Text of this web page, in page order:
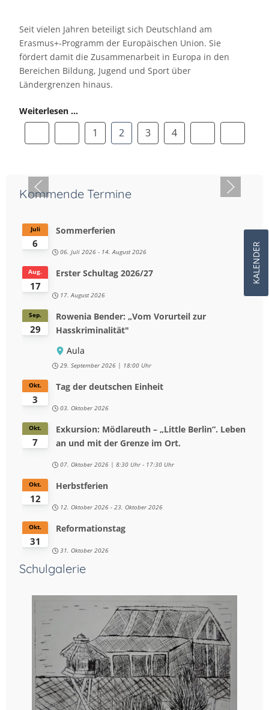
KALENDER
Seit vielen Jahren beteiligt sich Deutschland am
Erasmus+-Programm der Europäischen Union. Sie
fördert damit die Zusammenarbeit in Europa in den
Bereichen Bildung, Jugend und Sport über
Ländergrenzen hinaus.
Weiterlesen …
1 2 3 4
Kommende Termine
6
Juli Sommerferien
06. Juli 2026 - 14. August 2026
17
Aug. Erster Schultag 2026/27
17. August 2026
29
Sep.
Rowenia Bender: „Vom Vorurteil zur
Hasskriminalität"
Aula
29. September 2026 18:00 Uhr
3
Okt. Tag der deutschen Einheit
03. Oktober 2026
7
Okt.
Exkursion: Mödlareuth – „Little Berlin“. Leben
an und mit der Grenze im Ort.
07. Oktober 2026 8:30 Uhr - 17:30 Uhr
12
Okt. Herbstferien
12. Oktober 2026 - 23. Oktober 2026
31
Okt. Reformationstag
31. Oktober 2026
Schulgalerie